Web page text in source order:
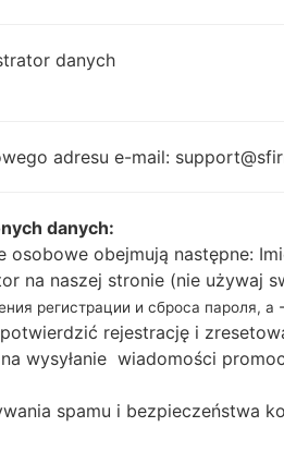
CHAT
najnowszą aktualizację
sprawdzić, czy numer
Kod oprogramowania
B5330XXUBME1, wersja
systemu operacyjnego
poradnik na temat
danych
adresu e-mail:
danych:
osobowe obejmują następne:
na naszej stronie (nie używaj
регистрации и сброса пароля, а
rejestrację i
wysyłanie wiadomości
spamu i bezpieczeństwa